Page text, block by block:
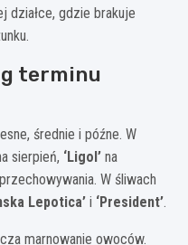
działce, gdzie brakuje
terminu
średnie i późne. W
sierpień, ‘Ligol’ na
W śliwach
Lepotica’ i ‘President’.
marnowanie owoców.